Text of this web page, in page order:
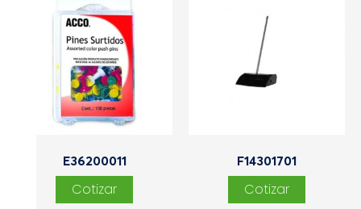
E36200011 F14301701